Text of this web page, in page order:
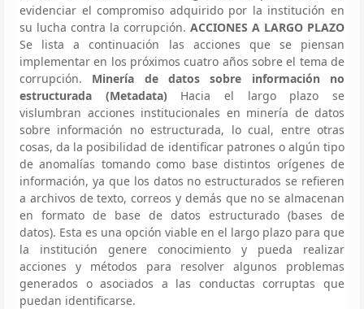
evidenciar el compromiso adquirido por la institución en
su lucha contra la corrupción. ACCIONES A LARGO PLAZO
Se lista a continuación las acciones que se piensan
implementar en los próximos cuatro años sobre el tema de
corrupción. Minería de datos sobre información no
estructurada (Metadata)Hacia el largo plazo se
vislumbran acciones institucionales en minería de datos
sobre información no estructurada, lo cual, entre otras
cosas, da la posibilidad de identificar patrones o algún tipo
de anomalías tomando como base distintos orígenes de
información, ya que los datos no estructurados se refieren
a archivos de texto, correos y demás que no se almacenan
en formato de base de datos estructurado (bases de
datos). Esta es una opción viable en el largo plazo para que
la institución genere conocimiento y pueda realizar
acciones y métodos para resolver algunos problemas
generados o asociados a las conductas corruptas que
puedan identificarse.